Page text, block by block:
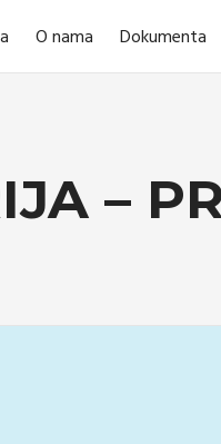
O nama Dokumenta
–